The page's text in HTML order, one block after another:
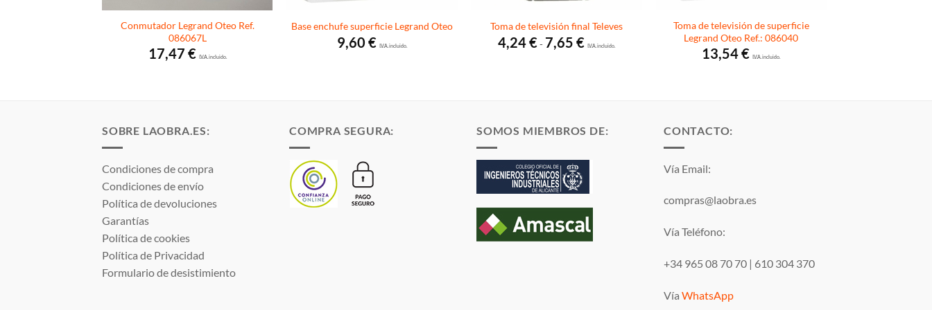
Conmutador Legrand Oteo Ref.
086067L
17,47 €I.V.A. incluido.
Base enchufe superficie Legrand Oteo
9,60 €I.V.A. incluido.
Toma de televisión final Televes
4,24€- 7,65€deI.V.A. incluido.
Toma de televisión de superficie
Legrand Oteo Ref.: 086040
13,54€ I.V.A. incluido.
SOBRE LAOBRA.ES:
Condiciones de compra
Condiciones de envío
Política de devoluciones
Garantías
Política de cookies
Política de Privacidad
Formulario de desistimiento
COMPRA SEGURA: SOMOS MIEMBROS DE: CONTACTO:
Vía Email:
compras@laobra.es
Vía Teléfono:
+34 965 08 70 70 | 610 304 370
Vía WhatsApp